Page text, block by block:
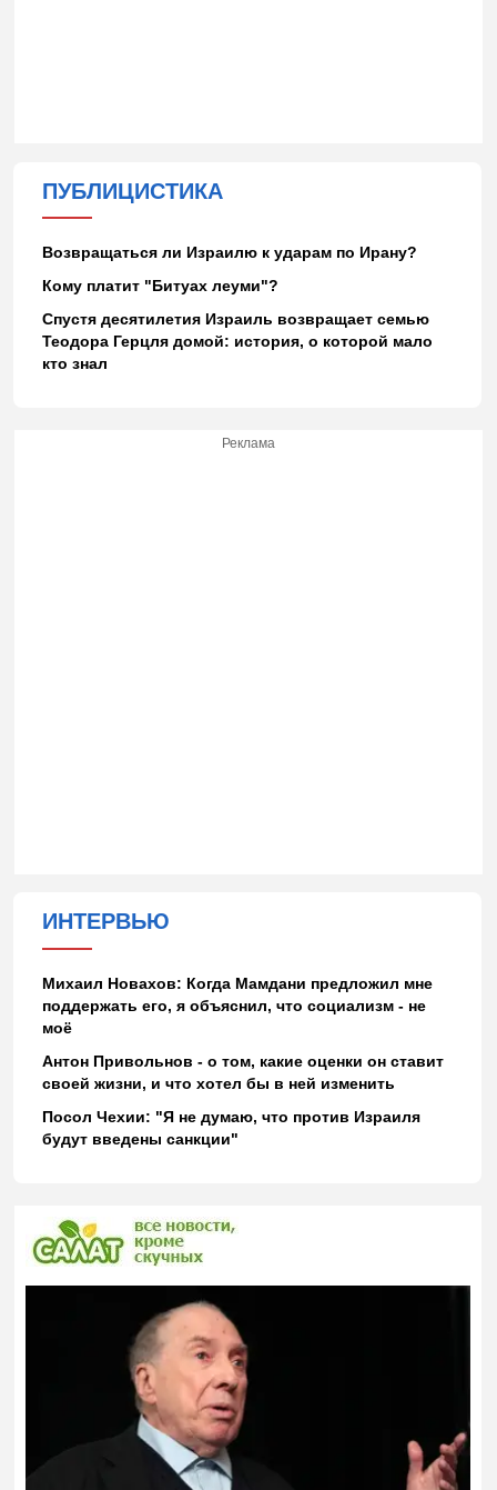
ПУБЛИЦИСТИКА
Возвращаться ли Израилю к ударам по Ирану?
Кому платит "Битуах леуми"?
Спустя десятилетия Израиль возвращает семью
Теодора Герцля домой: история, о которой мало
кто знал
Реклама
ИНТЕРВЬЮ
Михаил Новахов: Когда Мамдани предложил мне
поддержать его, я объяснил, что социализм - не
моё
Антон Привольнов - о том, какие оценки он ставит
своей жизни, и что хотел бы в ней изменить
Посол Чехии: "Я не думаю, что против Израиля
будут введены санкции"